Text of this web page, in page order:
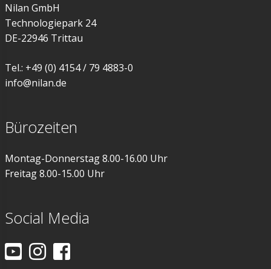
Nilan GmbH
Technologiepark 24
DE-22946 Trittau
Tel.: +49 (0) 4154 / 79 4883-0
info@nilan.de
Bürozeiten
Montag-Donnerstag 8.00-16.00 Uhr
Freitag 8.00-15.00 Uhr
Social Media